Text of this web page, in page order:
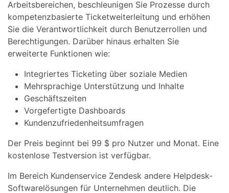
Arbeitsbereichen, beschleunigen Sie Prozesse durch
kompetenzbasierte Ticketweiterleitung und erhöhen
Sie die Verantwortlichkeit durch Benutzerrollen und
Berechtigungen. Darüber hinaus erhalten Sie
erweiterte Funktionen wie:
Integriertes Ticketing über soziale Medien
Mehrsprachige Unterstützung und Inhalte
Geschäftszeiten
Vorgefertigte Dashboards
Kundenzufriedenheitsumfragen
Der Preis beginnt bei 99 $ pro Nutzer und Monat. Eine
kostenlose Testversion ist verfügbar.
Im Bereich Kundenservice Zendesk andere Helpdesk-
Softwarelösungen für Unternehmen deutlich. Die